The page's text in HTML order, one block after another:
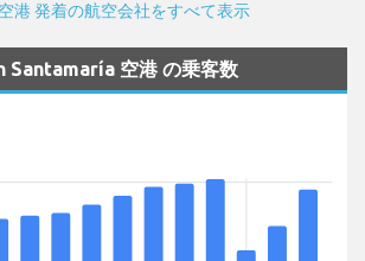
港 発着の航空会社をすべて表示
Santamaría 空港 の乗客数